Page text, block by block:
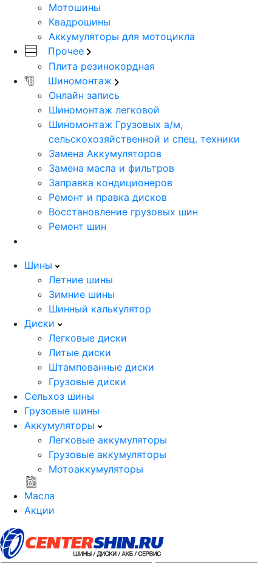
Мотошины
Квадрошины
Аккумуляторы для мотоцикла
Прочее
Плита резинокордная
Шиномонтаж
Онлайн запись
Шиномонтаж легковой
Шиномонтаж Грузовых а/м,
сельскохозяйственной и спец. техники
Замена Аккумуляторов
Замена масла и фильтров
Заправка кондиционеров
Ремонт и правка дисков
Восстановление грузовых шин
Ремонт шин
Шины
Летние шины
Зимние шины
Шинный калькулятор
Диски
Легковые диски
Литые диски
Штампованные диски
Грузовые диски
Сельхоз шины
Грузовые шины
Аккумуляторы
Легковые аккумуляторы
Грузовые аккумуляторы
Мотоаккумуляторы
Масла
Акции